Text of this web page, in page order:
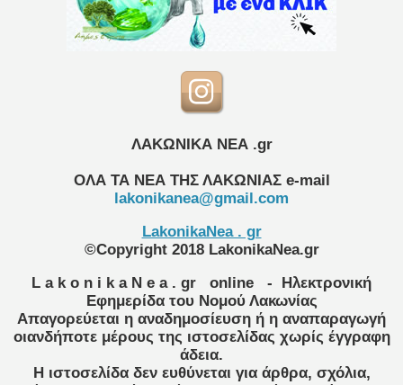
ΛΑΚΩΝΙΚΑ ΝΕΑ .gr
ΟΛΑ ΤΑ ΝΕΑ ΤΗΣ ΛΑΚΩΝΙΑΣ e-mail
lakonikanea@gmail.com
LakonikaNea . gr
©Copyright 2018 LakonikaNea.gr
L a k o n i k a N e a . gr
online
- Ηλεκτρονική
Εφημερίδα του Νομού Λακωνίας
Απαγορεύεται η αναδημοσίευση ή η αναπαραγωγή
οιανδήποτε μέρους της ιστοσελίδας χωρίς έγγραφη
άδεια.
Η ιστοσελίδα δεν ευθύνεται για άρθρα, σχόλια,